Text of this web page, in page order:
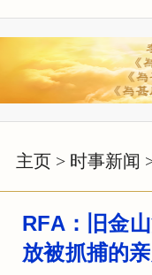
主页 > 时事新闻
RFA：旧金
放被抓捕的